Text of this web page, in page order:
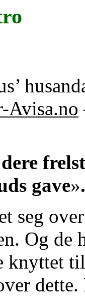
’
Avisa.no
gave»
seg
Og de
knyttet